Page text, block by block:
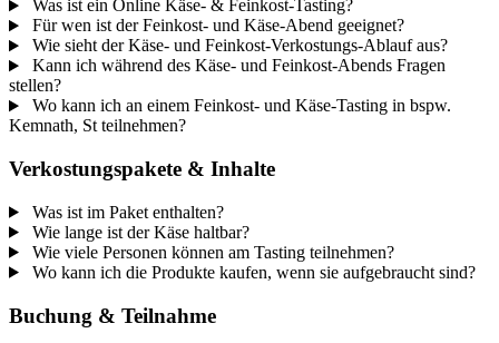
Was ist ein Online Käse- & Feinkost-Tasting?
Für wen ist der Feinkost- und Käse-Abend geeignet?
Wie sieht der Käse- und Feinkost-Verkostungs-Ablauf aus?
Kann ich während des Käse- und Feinkost-Abends Fragen
stellen?
Wo kann ich an einem Feinkost- und Käse-Tasting in bspw.
Kemnath, St teilnehmen?
Verkostungspakete & Inhalte
Was ist im Paket enthalten?
Wie lange ist der Käse haltbar?
Wie viele Personen können am Tasting teilnehmen?
Wo kann ich die Produkte kaufen, wenn sie aufgebraucht sind?
Buchung & Teilnahme